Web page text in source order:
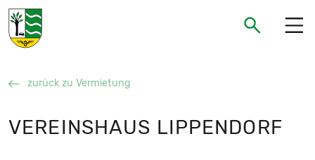
Gemeinde Neukieritzsch
Suchen
zurück zu Vermietung
VEREINSHAUS LIPPENDORF